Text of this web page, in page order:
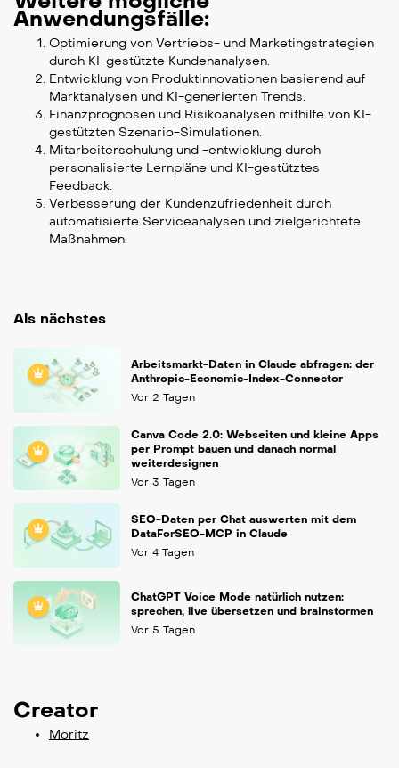
Anwendungsfälle:
Optimierung von Vertriebs- und Marketingstrategien
durch KI-gestützte Kundenanalysen.
Entwicklung von Produktinnovationen basierend auf
Marktanalysen und KI-generierten Trends.
Finanzprognosen und Risikoanalysen mithilfe von KI-
gestützten Szenario-Simulationen.
Mitarbeiterschulung und -entwicklung durch
personalisierte Lernpläne und KI-gestütztes
Feedback.
Verbesserung der Kundenzufriedenheit durch
automatisierte Serviceanalysen und zielgerichtete
Maßnahmen.
Als nächstes
Arbeitsmarkt-Daten in Claude abfragen: der
Anthropic-Economic-Index-Connector
Vor 2 Tagen
Canva Code 2.0: Webseiten und kleine Apps
per Prompt bauen und danach normal
weiterdesignen
Vor 3 Tagen
SEO-Daten per Chat auswerten mit dem
DataForSEO-MCP in Claude
Vor 4 Tagen
ChatGPT Voice Mode natürlich nutzen:
sprechen, live übersetzen und brainstormen
Vor 5 Tagen
Creator
Moritz